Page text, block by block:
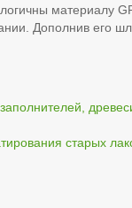
материалу
Дополнив
старых